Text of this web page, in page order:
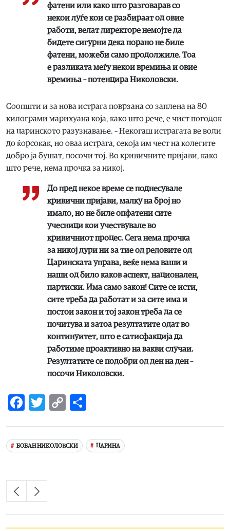
фатени или како што разговарав со
некои луѓе кои се разбираат од овие
работи, велат директоре немојте да
бидете сигурни дека порано не биле
фатени, можеби само продолжиле. Тоа
е разликата меѓу некои времиња и овие
времиња – потенцира Николовски.
Соопшти и за нова истрага поврзана со заплена на 80
килограми марихуана која, како што рече, е чист погодок
на царинското разузнавање. – Некогаш истрагата ве води
до ќорсокак, но оваа истрага, секоја им чест на колегите
добро ја бушат, посочи тој. Во кривичните пријави, како
што рече, нема прочка за никој.
До пред некое време се поднесувале
кривични пријави, малку на број но
имало, но не биле опфатени сите
учесници кои учествувале во
кривичниот процес. Сега нема прочка
за никој дури ни за тие од редовите од
Царинската управа, веќе нема ваши и
наши од било каков аспект, национален,
партиски. Има само закон! Сите се исти,
сите треба да работат и за сите има и
постои закон и тој закон треба да се
почитува и затоа резултатите одат во
континуитет, што е сатисфакција да
работиме проактивно на вакви случаи.
Резултатите се подобри од ден на ден –
посочи Николовски.
Facebook
Twitter
Copy
БОБАН НИКОЛОВСКИ ЦАРИНА